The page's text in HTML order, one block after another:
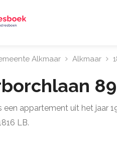
Alkmaar Alkmaar
89
een appartement uit het jaar
LB.